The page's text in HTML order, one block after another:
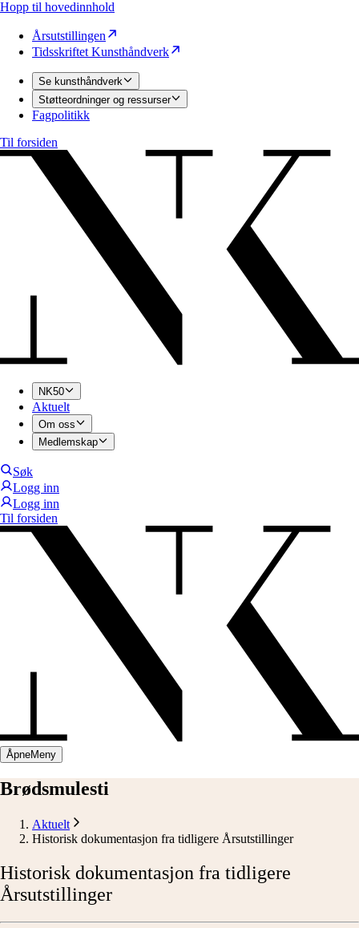
Hopp til hovedinnhold
Årsutstillingen
Tidsskriftet Kunsthåndverk
Se kunsthåndverk
Støtteordninger og ressurser
Fagpolitikk
Til forsiden
NK50
Aktuelt
Om oss
Medlemskap
Søk
Logg inn
Logg inn
Til forsiden
ÅpneMeny
Brødsmulesti
Aktuelt
Historisk dokumentasjon fra tidligere Årsutstillinger
Historisk dokumentasjon fra tidligere
Årsutstillinger